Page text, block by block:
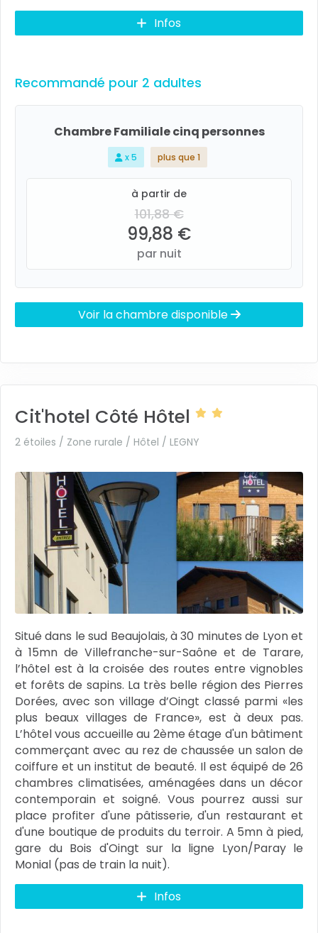
Infos
Recommandé pour 2 adultes
Chambre Familiale cinq personnes
x 5 plus que 1
à partir de
101,88 €
99,88 €
par nuit
Voir la chambre disponible
Cit'hotel Côté Hôtel
2 étoiles / Zone rurale / Hôtel / LEGNY
Situé dans le sud Beaujolais, à 30 minutes de Lyon et
à 15mn de Villefranche-sur-Saône et de Tarare,
l’hôtel est à la croisée des routes entre vignobles
et forêts de sapins. La très belle région des Pierres
Dorées, avec son village d’Oingt classé parmi «les
plus beaux villages de France», est à deux pas.
L’hôtel vous accueille au 2ème étage d'un bâtiment
commerçant avec au rez de chaussée un salon de
coiffure et un institut de beauté. Il est équipé de 26
chambres climatisées, aménagées dans un décor
contemporain et soigné. Vous pourrez aussi sur
place profiter d'une pâtisserie, d'un restaurant et
d'une boutique de produits du terroir. A 5mn à pied,
gare du Bois d'Oingt sur la ligne Lyon/Paray le
Monial (pas de train la nuit).
Infos